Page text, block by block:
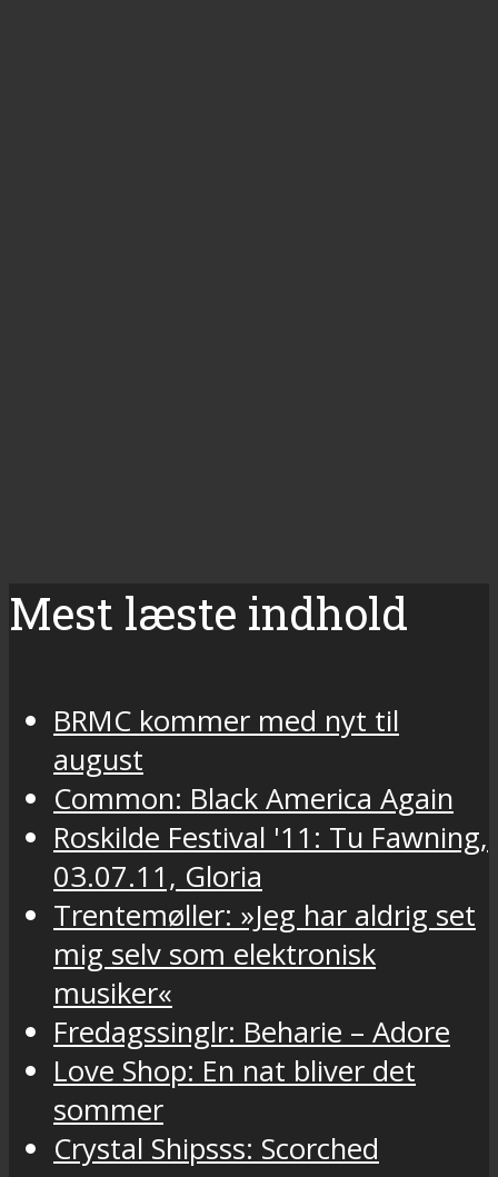
Mest læste indhold
BRMC kommer med nyt til
august
Common: Black America Again
Roskilde Festival '11: Tu Fawning,
03.07.11, Gloria
Trentemøller: »Jeg har aldrig set
mig selv som elektronisk
musiker«
Fredagssinglr: Beharie – Adore
Love Shop: En nat bliver det
sommer
Crystal Shipsss: Scorched